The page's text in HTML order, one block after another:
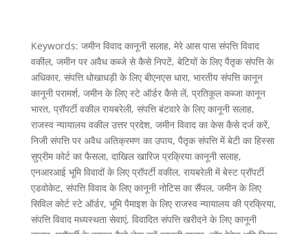
Keywords: जमीन विवाद कानूनी सलाह, मेरे आस पास संपत्ति विवाद
वकील, जमीन पर अवैध कब्जे से कैसे निपटें, बेटियों के लिए पैतृक संपत्ति के
अधिकार, संपत्ति धोखाधड़ी के लिए बीएनएस धारा, भारतीय संपत्ति कानून
कानूनी परामर्श, जमीन के लिए स्टे ऑर्डर कैसे लें, प्रतिकूल कब्जा कानून
भारत, प्रॉपर्टी वकील रायबरेली, संपत्ति बंटवारे के लिए कानूनी सलाह,
राजस्व न्यायालय वकील उत्तर प्रदेश, जमीन विवाद का केस कैसे दर्ज करें,
निजी संपत्ति पर अवैध अतिक्रमण का उपाय, पैतृक संपत्ति में बेटी का हिस्सा
सुप्रीम कोर्ट का फैसला, दाखिल खारिज प्रक्रिया कानूनी सलाह,
एनआरआई भूमि विवादों के लिए प्रॉपर्टी वकील, रायबरेली में बेस्ट प्रॉपर्टी
एडवोकेट, संपत्ति विवाद के लिए कानूनी नोटिस का सैंपल, जमीन के लिए
सिविल कोर्ट स्टे ऑर्डर, भूमि पैमाइश के लिए राजस्व न्यायालय की प्रक्रिया,
संपत्ति विवाद मध्यस्थता सेवाएं, विवादित संपत्ति खरीदने के लिए कानूनी